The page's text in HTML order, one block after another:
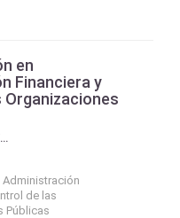
en
Financiera y
Organizaciones
UNIVERSIDAD DE LA CUENCA DEL PLATA
Administración
de las
Públicas